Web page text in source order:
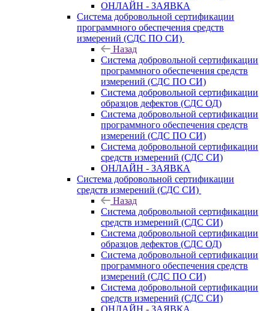
ОНЛАЙН - ЗАЯВКА
Система добровольной сертификации
программного обеспечения средств
измерений (СДС ПО СИ)
Назад
Система добровольной сертификации
программного обеспечения средств
измерений (СДС ПО СИ)
Система добровольной сертификации
образцов дефектов (СДС ОД)
Система добровольной сертификации
программного обеспечения средств
измерений (СДС ПО СИ)
Система добровольной сертификации
средств измерений (СДС СИ)
ОНЛАЙН - ЗАЯВКА
Система добровольной сертификации
средств измерений (СДС СИ)
Назад
Система добровольной сертификации
средств измерений (СДС СИ)
Система добровольной сертификации
образцов дефектов (СДС ОД)
Система добровольной сертификации
программного обеспечения средств
измерений (СДС ПО СИ)
Система добровольной сертификации
средств измерений (СДС СИ)
ОНЛАЙН - ЗАЯВКА